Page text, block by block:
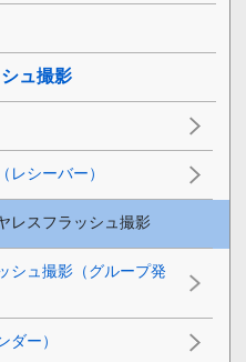
ュ撮影
レシーバー）
レスフラッシュ撮影
シュ撮影（グループ発
ダー）